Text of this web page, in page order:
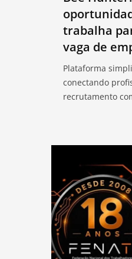
trabalha
vaga de
Plataforma
conectando
recrutamento